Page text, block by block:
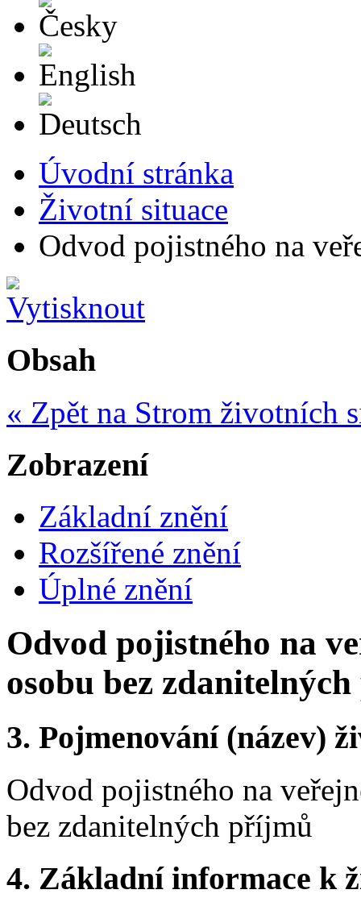
Úvodní stránka
Životní situace
Odvod pojistného na
Obsah
« Zpět na Strom životních
Zobrazení
Základní znění
Rozšířené znění
Úplné znění
Odvod pojistného na
osobu bez
3. Pojmenování (název)
Odvod pojistného na
bez zdanitelných příjmů
4. Základní informace k